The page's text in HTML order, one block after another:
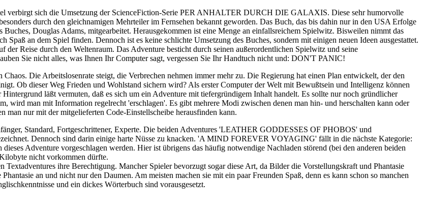
verbirgt sich die Umsetzung der ScienceFiction-Serie PER ANHALTER DURCH DIE GALAXIS. Diese sehr humorvolle
durch den gleichnamigen Mehrteiler im Fernsehen bekannt geworden. Das Buch, das bis dahin nur in den USA Erfolge
Douglas Adams, mitgearbeitet. Herausgekommen ist eine Menge an einfallsreichem Spielwitz. Bisweilen nimmt das
an dem Spiel finden. Dennoch ist es keine schlichte Umsetzung des Buches, sondern mit einigen neuen Ideen ausgestattet.
Reise durch den Weltenraum. Das Adventure besticht durch seinen außerordentlichen Spielwitz und seine
Sie nicht alles, was Ihnen Ihr Computer sagt, vergessen Sie Ihr Handtuch nicht und: DON'T PANIC!
Die Arbeitslosenrate steigt, die Verbrechen nehmen immer mehr zu. Die Regierung hat einen Plan entwickelt, der den
Ob dieser Weg Frieden und Wohlstand sichern wird? Als erster Computer der Welt mit Bewußtsein und Intelligenz können
läßt vermuten, daß es sich um ein Adventure mit tiefergründigem Inhalt handelt. Es sollte nur noch gründlicher
wird man mit Information regelrecht 'erschlagen'. Es gibt mehrere Modi zwischen denen man hin- und herschalten kann oder
man nur mit der mitgelieferten Code-Einstellscheibe herausfinden kann.
Standard, Fortgeschrittener, Experte. Die beiden Adventures 'LEATHER GODDESSES OF PHOBOS' und
Dennoch sind darin einige harte Nüsse zu knacken. 'A MIND FOREVER VOYAGING' fällt in die nächste Kategorie:
Adventure vorgeschlagen werden. Hier ist übrigens das häufig notwendige Nachladen störend (bei den anderen beiden
nicht vorkommen dürfte.
ihre Berechtigung. Mancher Spieler bevorzugt sogar diese Art, da Bilder die Vorstellungskraft und Phantasie
an und nicht nur den Daumen. Am meisten machen sie mit ein paar Freunden Spaß, denn es kann schon so manchen
und ein dickes Wörterbuch sind vorausgesetzt.